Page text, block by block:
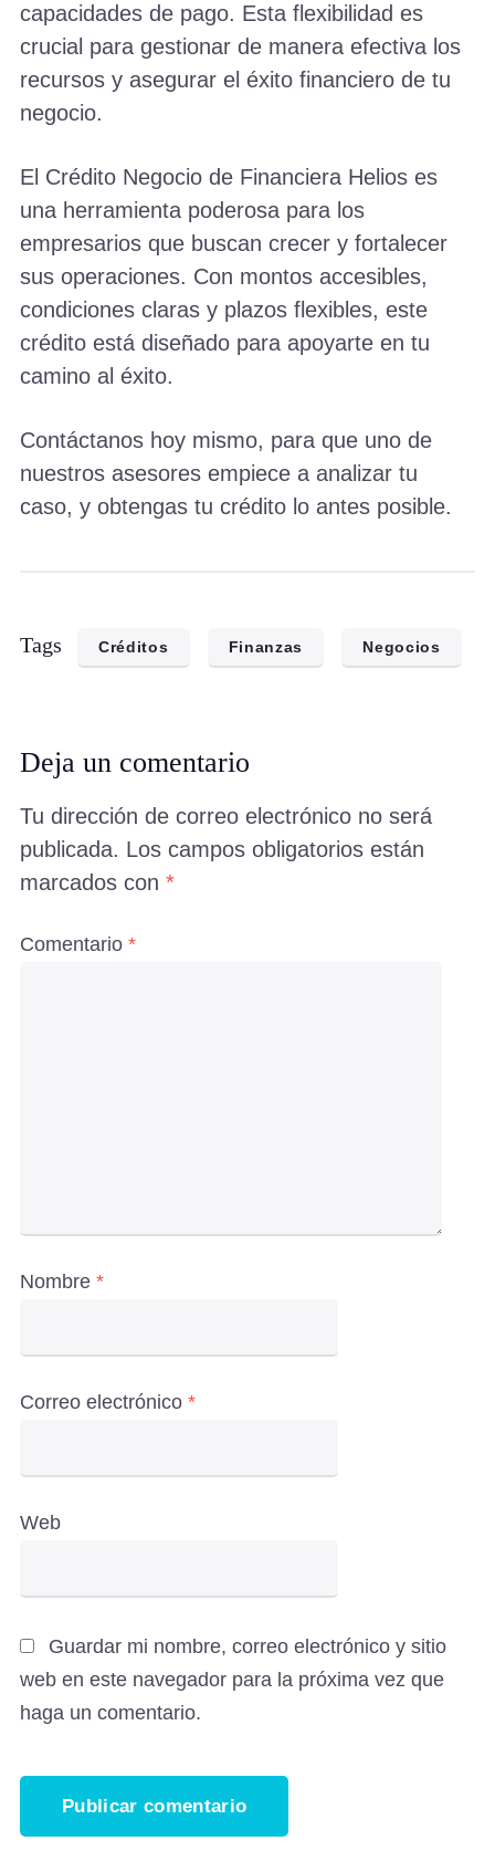
capacidades de pago. Esta flexibilidad es
crucial para gestionar de manera efectiva los
recursos y asegurar el éxito financiero de tu
negocio.
El Crédito Negocio de Financiera Helios es
una herramienta poderosa para los
empresarios que buscan crecer y fortalecer
sus operaciones. Con montos accesibles,
condiciones claras y plazos flexibles, este
crédito está diseñado para apoyarte en tu
camino al éxito.
Contáctanos hoy mismo, para que uno de
nuestros asesores empiece a analizar tu
caso, y obtengas tu crédito lo antes posible.
Tags Créditos Finanzas Negocios
Deja un comentario
Tu dirección de correo electrónico no será
publicada. Los campos obligatorios están
marcados con *
Comentario *
Nombre *
Correo electrónico *
Web
Guardar mi nombre, correo electrónico y sitio
web en este navegador para la próxima vez que
haga un comentario.